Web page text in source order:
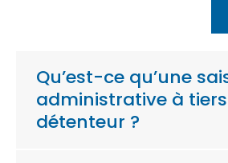
Qu’est-ce qu’une
administrative à tiers
détenteur ?